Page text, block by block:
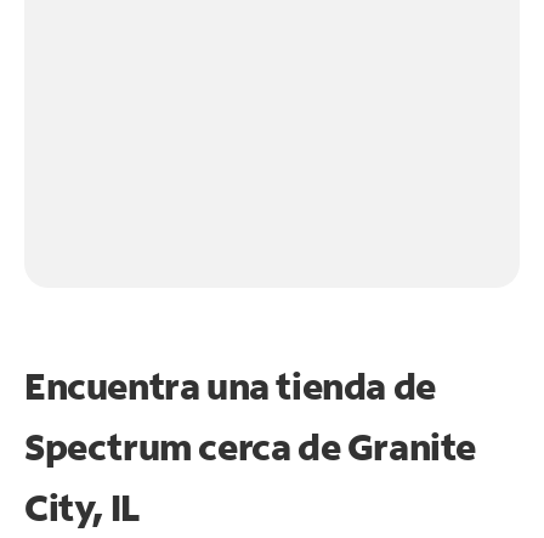
Encuentra una tienda de
Spectrumcerca de Granite
City, IL